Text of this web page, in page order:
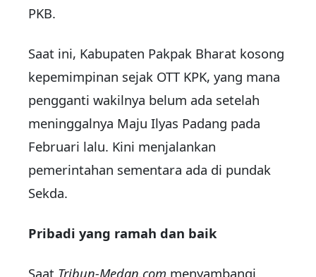
PKB.
Saat ini, Kabupaten Pakpak Bharat kosong
kepemimpinan sejak OTT KPK, yang mana
pengganti wakilnya belum ada setelah
meninggalnya Maju Ilyas Padang pada
Februari lalu. Kini menjalankan
pemerintahan sementara ada di pundak
Sekda.
Pribadi yang ramah dan baik
Saat Tribun-Medan.com menyambangi